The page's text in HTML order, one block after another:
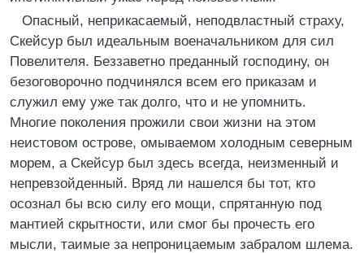
Опасный, неприкасаемый, неподвластный страху,
Скейсур был идеальным военачальником для сил
Повелителя. Беззаветно преданный господину, он
безоговорочно подчинялся всем его приказам и
служил ему уже так долго, что и не упомнить.
Многие поколения прожили свои жизни на этом
неистовом острове, омываемом холодным северным
морем, а Скейсур был здесь всегда, неизменный и
непревзойденный. Вряд ли нашелся бы тот, кто
осознал бы всю силу его мощи, спрятанную под
мантией скрытности, или смог бы прочесть его
мысли, таимые за непроницаемым забралом шлема.